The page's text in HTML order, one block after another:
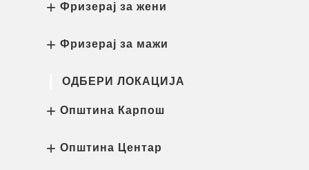
Фризерај за жени
Фризерај за мажи
ОДБЕРИ ЛОКАЦИЈА
Општина Карпош
Општина Центар